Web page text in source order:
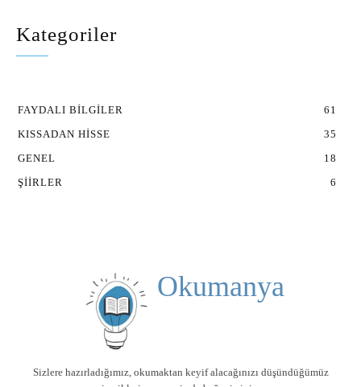
Kategoriler
FAYDALI BILGILER
61
KISSADAN HISSE
35
GENEL
18
ŞIIRLER
6
Okumanya
Sizlere hazırladığımız, okumaktan keyif alacağınızı düşündüğümüz